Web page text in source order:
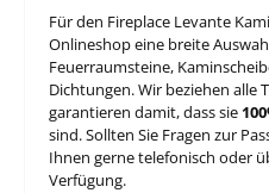
Für den Fireplace Levante
Onlineshop eine breite
Feuerraumsteine,
Dichtungen. Wir beziehen alle
garantieren damit, dass sie
sind. Sollten Sie Fragen zur
Ihnen gerne telefonisch oder
Verfügung.